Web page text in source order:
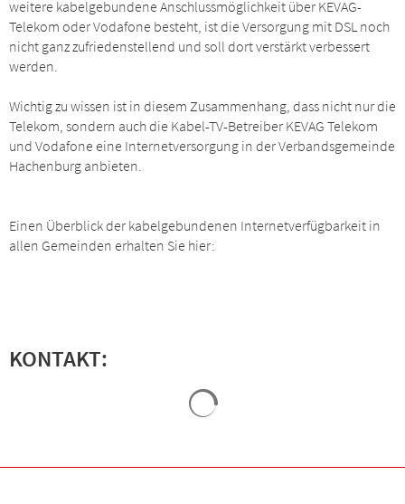
weitere kabelgebundene Anschlussmöglichkeit über KEVAG-
Telekom oder Vodafone besteht, ist die Versorgung mit DSL noch
nicht ganz zufriedenstellend und soll dort verstärkt verbessert
werden.
Wichtig zu wissen ist in diesem Zusammenhang, dass nicht nur die
Telekom, sondern auch die Kabel-TV-Betreiber KEVAG Telekom
und Vodafone eine Internetversorgung in der Verbandsgemeinde
Hachenburg anbieten.
Einen Überblick der kabelgebundenen Internetverfügbarkeit in
allen Gemeinden erhalten Sie hier:
KONTAKT: